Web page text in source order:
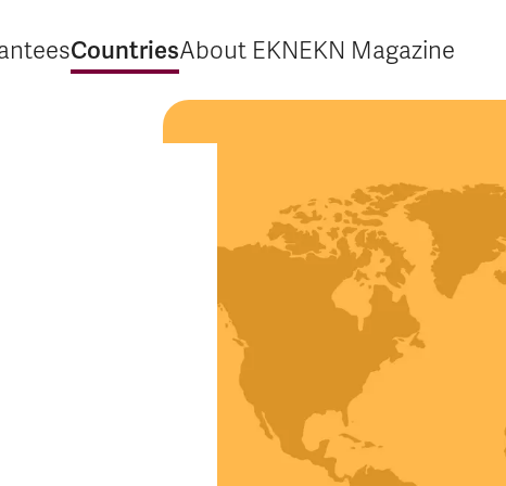
Expand Guarantees
CountriesExpand Countries
About EKNExpand About EKN
EKN Magazine
Expand EKN